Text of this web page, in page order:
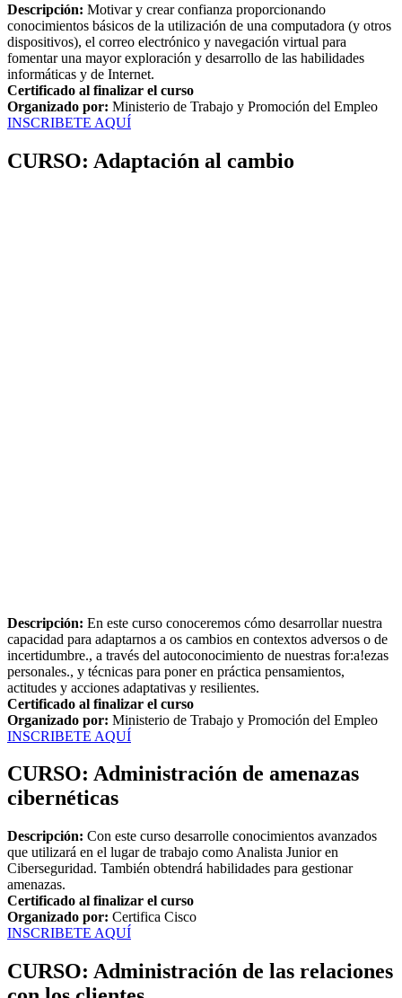
Descripción: Motivar y crear confianza proporcionando
conocimientos básicos de la utilización de una computadora (y otros
dispositivos), el correo electrónico y navegación virtual para
fomentar una mayor exploración y desarrollo de las habilidades
informáticas y de Internet.
Certificado al finalizar el curso
Organizado por: Ministerio de Trabajo y Promoción del Empleo
INSCRIBETE AQUÍ
CURSO: Adaptación al cambio
Descripción: En este curso conoceremos cómo desarrollar nuestra
capacidad para adaptarnos a os cambios en contextos adversos o de
incertidumbre., a través del autoconocimiento de nuestras for:a!ezas
personales., y técnicas para poner en práctica pensamientos,
actitudes y acciones adaptativas y resilientes.
Certificado al finalizar el curso
Organizado por: Ministerio de Trabajo y Promoción del Empleo
INSCRIBETE AQUÍ
CURSO: Administración de amenazas
cibernéticas
Descripción: Con este curso desarrolle conocimientos avanzados
que utilizará en el lugar de trabajo como Analista Junior en
Ciberseguridad. También obtendrá habilidades para gestionar
amenazas.
Certificado al finalizar el curso
Organizado por: Certifica Cisco
INSCRIBETE AQUÍ
CURSO: Administración de las relaciones